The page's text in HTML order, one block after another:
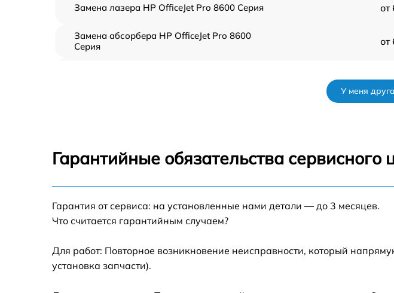
Замена лазера HP OfficeJet Pro 8600 Серия от
Замена абсорбера HP OfficeJet Pro 8600
Серия
от
Замена печатной головки HP OfficeJet Pro
8600 Серия
У меня
Гарантийные обязательства сервисного
Гарантия от сервиса: на установленные нами детали — до 3 месяцев.
Что считается гарантийным случаем?
Для работ: Повторное возникновение неисправности, который
установка запчасти).